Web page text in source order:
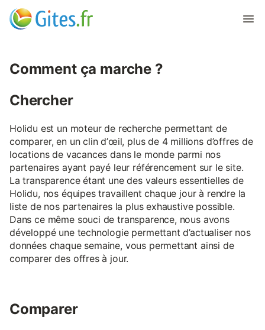
Comment ça marche ?
Chercher
Holidu est un moteur de recherche permettant de
comparer, en un clin d’œil, plus de 4 millions d’offres de
locations de vacances dans le monde parmi nos
partenaires ayant payé leur référencement sur le site.
La transparence étant une des valeurs essentielles de
Holidu, nos équipes travaillent chaque jour à rendre la
liste de nos partenaires la plus exhaustive possible.
Dans ce même souci de transparence, nous avons
développé une technologie permettant d’actualiser nos
données chaque semaine, vous permettant ainsi de
comparer des offres à jour.
Comparer